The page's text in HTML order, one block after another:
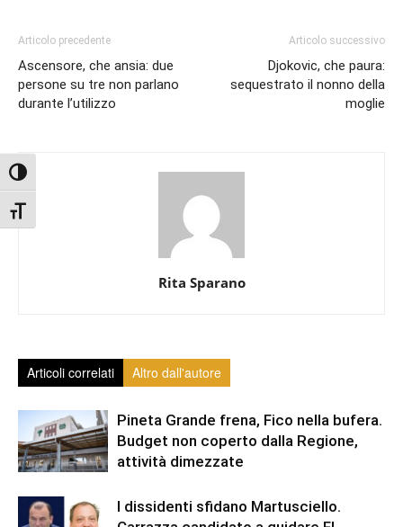
Attiva/disattiva alto contrasto
Attiva/disattiva dimensione testo
Articolo precedente
Ascensore, che ansia: due
persone su tre non parlano
durante l’utilizzo
Articolo successivo
Djokovic, che paura:
sequestrato il nonno della
moglie
Rita Sparano
Articoli correlati Altro dall'autore
Pineta Grande frena, Fico nella bufera.
Budget non coperto dalla Regione,
attività dimezzate
I dissidenti sfidano Martusciello.